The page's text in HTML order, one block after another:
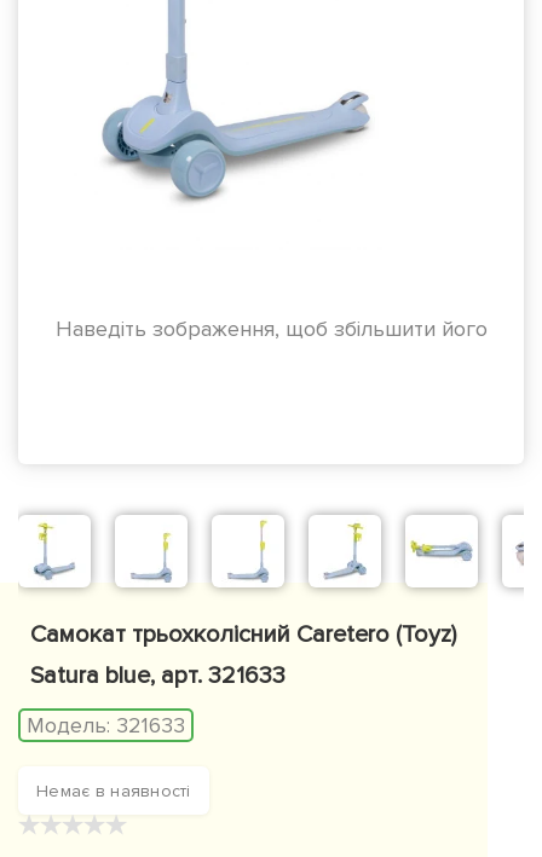
Наведіть зображення, щоб збільшити його
Самокат трьохколісний Caretero (Toyz)
Satura blue, арт. 321633
Модель: 321633
Немає в наявності
★★★★★